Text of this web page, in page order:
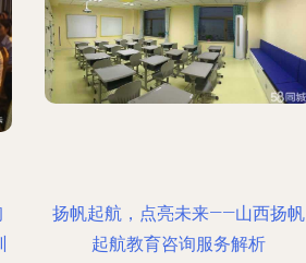
扬帆起航，点亮未来——山西扬帆
起航教育咨询服务解析